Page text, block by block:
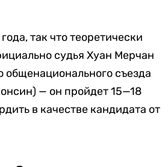
так что теоретически
судья Хуан Мерчан
общенационального съезда
— он пройдет 15—18
в качестве кандидата от